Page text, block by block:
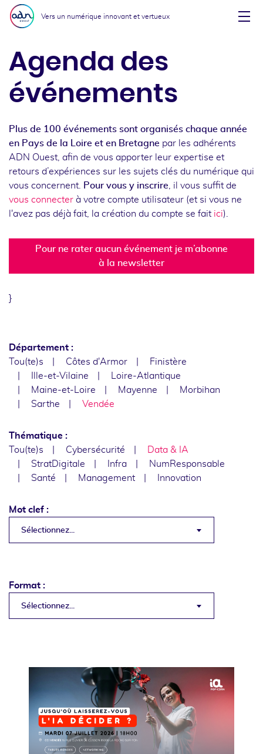
Aller au menu
Aller au contenu
Vers un numérique innovant et vertueux
Agenda des
événements
Plus de 100 événements sont organisés chaque année
en Pays de la Loire et en Bretagne par les adhérents
ADN Ouest, afin de vous apporter leur expertise et
retours d’expériences sur les sujets clés du numérique qui
vous concernent.
Pour vous y inscrire , il vous suffit de
vous connecter à votre compte utilisateur (et si vous ne
l'avez pas déjà fait, la création du compte se fait ici).
Pour ne rater aucun événement je m’abonne
à la newsletter
}
Département :
Tou(te)s
Côtes d'Armor
Finistère
Ille-et-Vilaine
Loire-Atlantique
Maine-et-Loire
Mayenne
Morbihan
Sarthe
Vendée
Thématique :
Tou(te)s
Cybersécurité
Data & IA
StratDigitale
Infra
NumResponsable
Santé
Management Innovation
Mot clef :
Sélectionnez...
Format :
Sélectionnez...